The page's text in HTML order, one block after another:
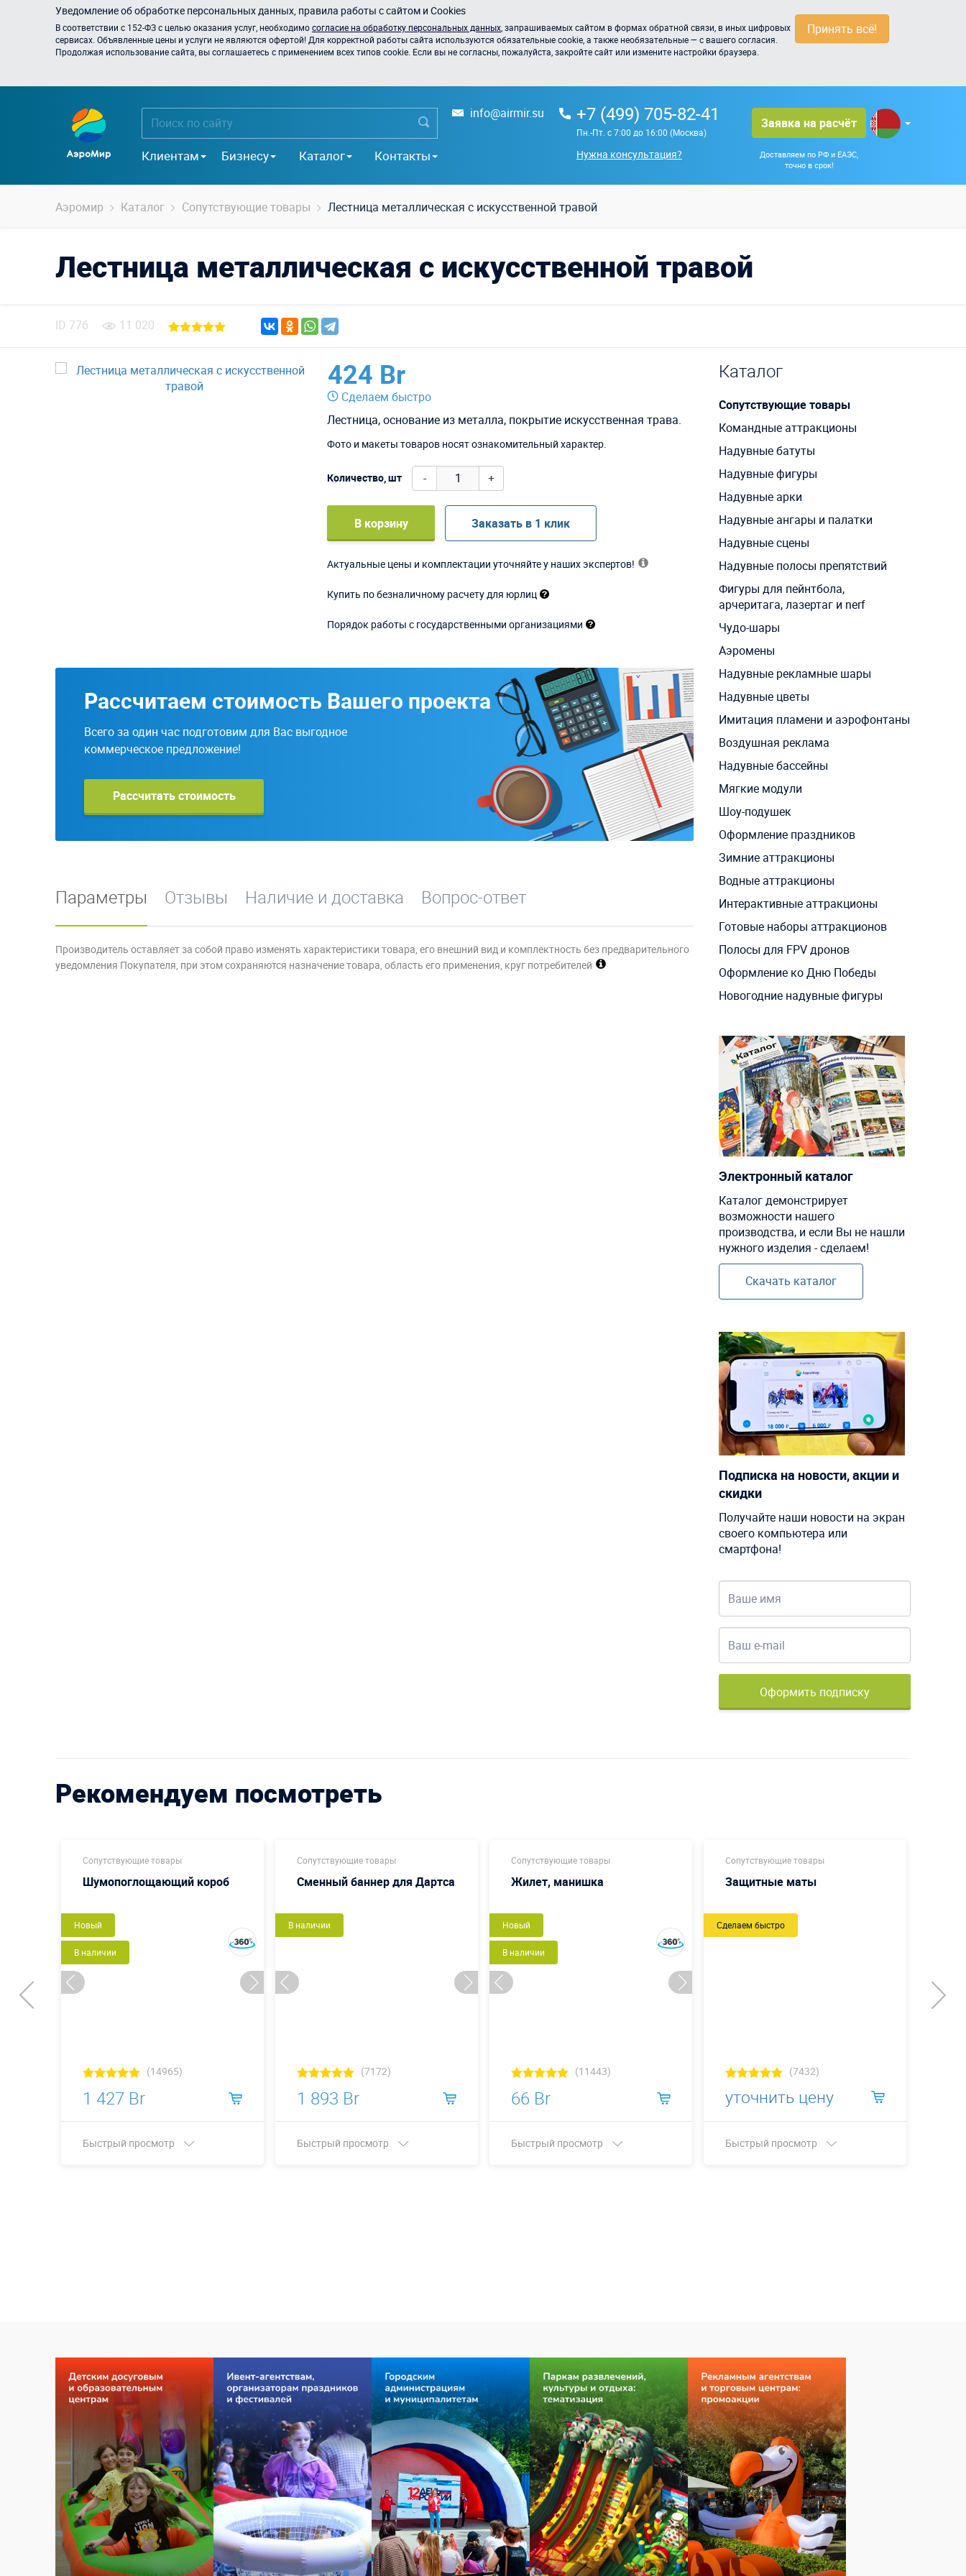
Принять всё!
Уведомление об обработке персональных данных, правила работы с сайтом и Cookies
В соответствии с 152-ФЗ с целью оказания услуг, необходимосогласие на обработку персональных данных , запрашиваемых сайтом в формах обратной связи, в иных цифровых
сервисах. Объявленные цены и услуги не являются офертой! Для корректной работы сайта используются обязательные cookie, а также необязательные — с вашего согласия.
Продолжая использование сайта, вы соглашаетесь с применением всех типов cookie. Если вы не согласны, пожалуйста, закройте сайт или измените настройки браузера.
Клиентам Бизнесу Каталог Контакты
info@airmir.su +7 (499) 705-82-41
Пн.-Пт. с 7:00 до 16:00 (Москва)
Нужна консультация?
Заявка на расчёт
Доставляем по РФ и ЕАЭС,
точно в срок!
Аэромир Каталог Сопутствующие товары Лестница металлическая с искусственной травой
Лестница металлическая с искусственной травой
ID 776 11 020
424 Br
Сделаем быстро
Лестница, основание из металла, покрытие искусственная трава.
Фото и макеты товаров носят ознакомительный характер.
Количество, шт - +
В корзину Заказать в 1 клик
Актуальные цены и комплектации уточняйте у наших экспертов!
Купить по безналичному расчету для юрлиц
Порядок работы с государственными организациями
Рассчитаем стоимость Вашего проекта
Всего за один час подготовим для Вас выгодное
коммерческое предложение!
Рассчитать стоимость
Параметры Отзывы Наличие и доставка Вопрос-ответ
Производитель оставляет за собой право изменять характеристики товара, его внешний вид и комплектность без предварительного
уведомления Покупателя, при этом сохраняются назначение товара, область его применения, круг потребителей
Каталог
Сопутствующие товары
Командные аттракционы
Надувные батуты
Надувные фигуры
Надувные арки
Надувные ангары и палатки
Надувные сцены
Надувные полосы препятствий
Фигуры для пейнтбола,
арчеритага, лазертаг и nerf
Чудо-шары
Аэромены
Надувные рекламные шары
Надувные цветы
Имитация пламени и аэрофонтаны
Воздушная реклама
Надувные бассейны
Мягкие модули
Шоу-подушек
Оформление праздников
Зимние аттракционы
Водные аттракционы
Интерактивные аттракционы
Готовые наборы аттракционов
Полосы для FPV дронов
Оформление ко Дню Победы
Новогодние надувные фигуры
Электронный каталог
Каталог демонстрирует
возможности нашего
производства, и если Вы не нашли
нужного изделия - сделаем!
Скачать каталог
Подписка на новости, акции и
скидки
Получайте наши новости на экран
своего компьютера или
смартфона!
Оформить подписку
Рекомендуем посмотреть
Сопутствующие товары
Шумопоглощающий короб
Новый
В наличии
(14965)
1 427 Br
Быстрый просмотр
Сопутствующие товары
Сменный баннер для Дартса
В наличии
(7172)
1 893 Br
Быстрый просмотр
Сопутствующие товары
Жилет, манишка
Новый
В наличии
(11443)
66 Br
Быстрый просмотр
Сопутствующие товары
Защитные маты
Сделаем быстро
(7432)
уточнить цену
Быстрый просмотр